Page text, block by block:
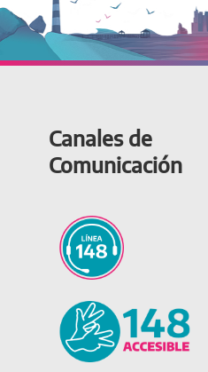
Canales de
Comunicación